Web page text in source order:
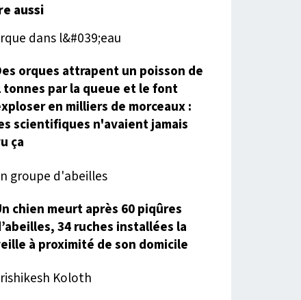
aussi
orques attrapent un poisson de
tonnes par la queue et le font
en milliers de morceaux :
scientifiques n'avaient jamais
ça
chien meurt après 60 piqûres
34 ruches installées la
à proximité de son domicile